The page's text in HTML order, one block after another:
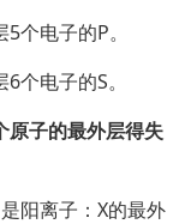
个电子的P。
个电子的S。
原子的最外层得失
阳离子：X的最外